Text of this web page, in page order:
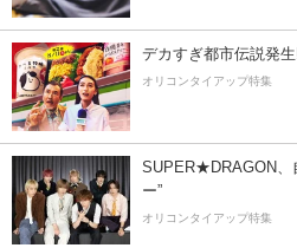
デカすぎ都市伝説発
オリコンタイアップ特集
SUPER★DRAGON、
ー”
オリコンタイアップ特集